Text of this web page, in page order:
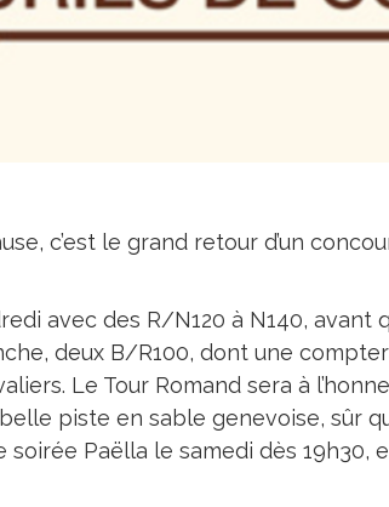
c’est le grand retour d’un
avec des R/N120 à N140, avant
deux B/R100, dont une
Le Tour Romand sera à
belle piste en sable genevoise, sûr
soirée Paëlla le samedi dès 19h30,